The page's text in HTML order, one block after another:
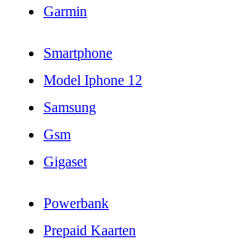
Garmin
Smartphone
Model Iphone 12
Samsung
Gsm
Gigaset
Powerbank
Prepaid Kaarten